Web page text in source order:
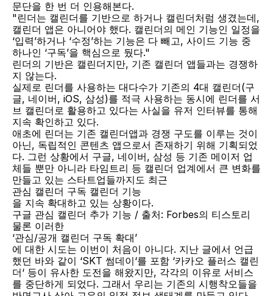
문단을 한 번 더 인용해본다.
"린더는 캘린더를 기반으로 하거나 캘린더처럼 생겼는데,
캘린더 앱은 아니어야 했다. 캘린더의 메인 기능인 일정을
‘입력’하거나 ‘수정’하는 기능은 다 빼고, 사이드 기능 중
하나인 ‘구독’을 핵심으로 뒀다."
린더의 기반은 캘린더지만, 기존 캘린더 앱들과는 경쟁하
지 않는다.
실제로 린더를 사용하는 대다수가 기존의 4대 캘린더(구
글, 네이버, iOS, 삼성)를 적극 사용하는 동시에 린더를 서
브 캘린더로 활용하고 있다는 사실을 유저 인터뷰를 통해
지속 확인하고 있다.
애초에 린더는 기존 캘린더앱과 경쟁 구도를 이루는 것이
아닌, 독립적인 콘텐츠 앱으로서 존재하기 위해 기획되었
다. 그런 상황에서 구글, 네이버, 삼성 등 기존 메이저 업
체들 뿐만 아니라 타임트리 등 캘린더 업계에서 큰 변화를
만들고 있는 스타트업들까지도 최근
관심 캘린더 구독 캘린더 기능
을 지속 확대하고 있는 상황이다.
구글 관심 캘린더 추가 기능 / 출처: Forbes의 티스토리
물론 이러한
‘관심/공개 캘린더 구독 확대’
에 대한 시도는 이번이 처음이 아니다. 지난 글에서 언급
했던 바와 같이 ‘SKT 썸데이‘를 포함 ‘카카오 플러스 캘린
더‘ 등이 유사한 도전을 해왔지만, 각각의 이유로 서비스
를 중단하게 되었다. 그래서 우리는 기존의 시행착오들을